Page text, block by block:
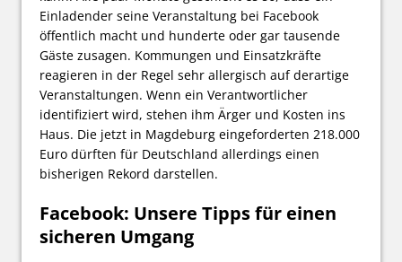
Einladender seine Veranstaltung bei Facebook
öffentlich macht und hunderte oder gar tausende
Gäste zusagen. Kommungen und Einsatzkräfte
reagieren in der Regel sehr allergisch auf derartige
Veranstaltungen. Wenn ein Verantwortlicher
identifiziert wird, stehen ihm Ärger und Kosten ins
Haus. Die jetzt in Magdeburg eingeforderten 218.000
Euro dürften für Deutschland allerdings einen
bisherigen Rekord darstellen.
Facebook: Unsere Tipps für einen
sicheren Umgang